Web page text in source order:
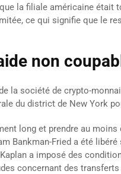
la filiale américaine était
ce qui signifie que le
non
la société de crypto-
du district de New York
long et prendre au
Bankman-Fried a été
a imposé des
concernant des